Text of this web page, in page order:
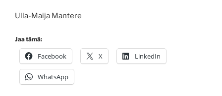
Ulla-Maija Mantere
Jaa tämä:
Facebook X LinkedIn
WhatsApp